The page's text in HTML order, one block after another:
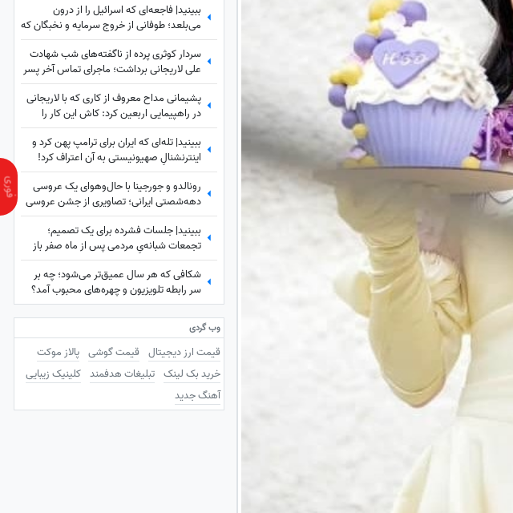
ببینید| فاجعه‌ای که اسرائیل را از درون
می‌بلعد؛ طوفانی از خروج سرمایه و نخبگان که
نتانیاهو را به خاک سیاه نشاند!
سردار کوثری پرده از ناگفته‌های شب شهادت
علی لاریجانی برداشت؛ ماجرای تماس آخر پسر
شهید لاریجانی چه بود؟
پشیمانی مداح معروف از کاری که با لاریجانی
در راهپیمایی اربعین کرد: کاش این کار را
نمی‌کردم
ببینید| تله‌ای که ایران برای ترامپ پهن کرد و
اینترنشنالِ صهیونیستی به آن اعتراف کرد!
رونالدو و جورجینا با حال‌وهوای یک عروسی
دهه‌شصتی ایرانی؛ تصاویری از جشن عروسی
ستاره فوتبال با حضور هالند، امباپه و مسی
که همه را غافلگیر کرد!
ببینید| جلسات فشرده برای یک تصمیم؛
تجمعات شبانه‌یِ مردمی پس از ماه صفر باز
هم ادامه دارد؟
شکافی که هر سال عمیق‌تر می‌شود؛ چه بر
سر رابطه تلویزیون و چهره‌های محبوب آمد؟
وب گردی
قیمت ارز دیجیتال قیمت گوشی پالاز موکت
خرید بک لینک تبلیغات هدفمند کلینیک زیبایی
آهنگ جدید